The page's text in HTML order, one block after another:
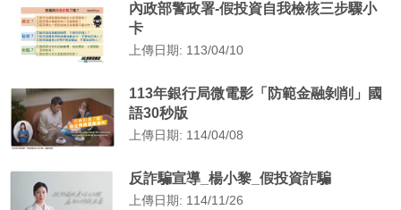
內政部警政署-假投資自我檢核三步驟小
卡
上傳日期: 113/04/10
113年銀行局微電影「防範金融剝削」國
語30秒版
上傳日期: 114/04/08
反詐騙宣導_楊小黎_假投資詐騙
上傳日期: 114/11/26